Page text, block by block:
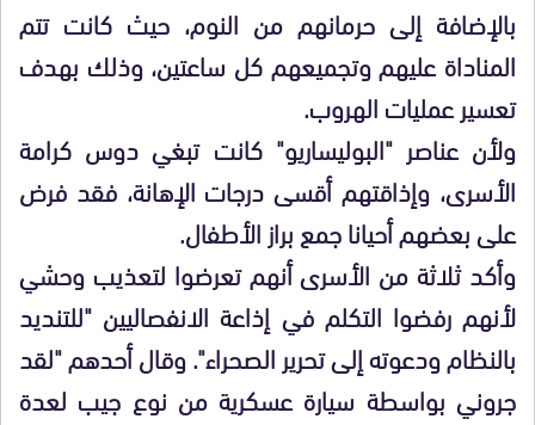
بالإضافة إلى حرمانهم من النوم، حيث كانت تتم
المناداة عليهم وتجميعهم كل ساعتين، وذلك بهدف
تعسير عمليات الهروب.
ولأن عناصر "البوليساريو" كانت تبغي دوس كرامة
الأسرى، وإذاقتهم أقسى درجات الإهانة، فقد فرض
على بعضهم أحيانا جمع براز الأطفال.
وأكد ثلاثة من الأسرى أنهم تعرضوا لتعذيب وحشي
لأنهم رفضوا التكلم في إذاعة الانفصاليين "للتنديد
بالنظام ودعوته إلى تحرير الصحراء". وقال أحدهم "لقد
جروني بواسطة سيارة عسكرية من نوع جيب لعدة